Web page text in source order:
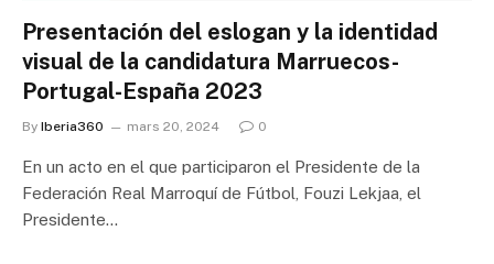
Presentación del eslogan y la identidad
visual de la candidatura Marruecos-
Portugal-España 2023
By Iberia360 mars 20, 2024 0
En un acto en el que participaron el Presidente de la
Federación Real Marroquí de Fútbol, Fouzi Lekjaa, el
Presidente…